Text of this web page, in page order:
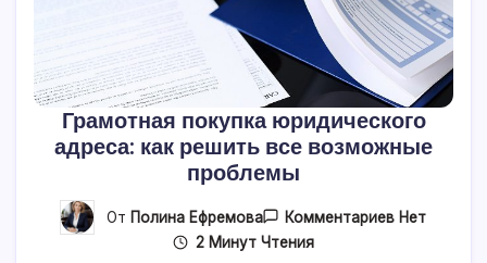
Грамотная покупка юридического
адреса: как решить все возможные
проблемы
От Полина Ефремова КомментариевКНет
2 Минут Чтения